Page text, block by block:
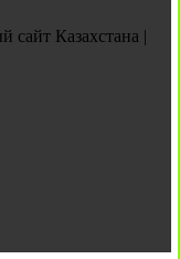
Казахстана |